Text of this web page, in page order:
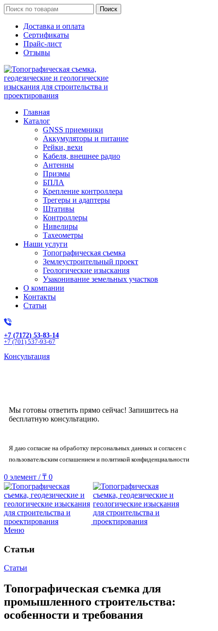
Поиск
Доставка и оплата
Сертификаты
Прайс-лист
Отзывы
Главная
Каталог
GNSS приемники
Аккумуляторы и питание
Рейки, вехи
Кабеля, внешнее радио
Антенны
Призмы
БПЛА
Крепление контроллера
Трегеры и адаптеры
Штативы
Контроллеры
Нивелиры
Тахеометры
Наши услуги
Топографическая съемка
Землеустроительный проект
Геологические изыскания
Узаконивание земельных участков
О компании
Контакты
Статьи
+7 (7172) 53-83-14
+7 (701) 537-93-67
Консультация
Мы готовы ответить прямо сейчас! Запишитесь на
бесплатную консультацию.
Я даю согласие на обработку персональных данных и согласен с
пользовательским соглашением и политикой конфиденциальности
0 элемент / ₸ 0
Меню
Статьи
Статьи
Топографическая съемка для
промышленного строительства:
особенности и требования